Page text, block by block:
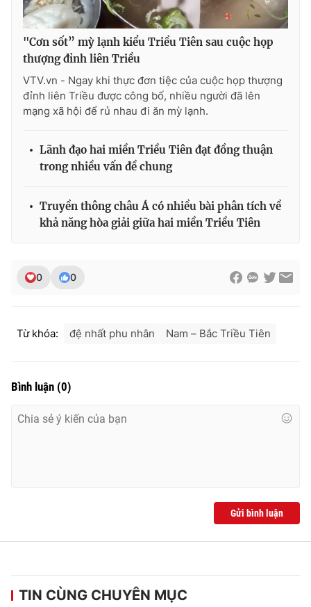
"Cơn sốt” mỳ lạnh kiểu Triều Tiên sau cuộc họp
thượng đỉnh liên Triều
VTV.vn - Ngay khi thực đơn tiệc của cuộc họp thượng
đỉnh liên Triều được công bố, nhiều người đã lên
mạng xã hội để rủ nhau đi ăn mỳ lạnh.
Lãnh đạo hai miền Triều Tiên đạt đồng thuận
trong nhiều vấn đề chung
Truyền thông châu Á có nhiều bài phân tích về
khả năng hòa giải giữa hai miền Triều Tiên
0 0
Từ khóa: đệ nhất phu nhân Nam – Bắc Triều Tiên
Bình luận (0)
Gửi bình luận
TIN CÙNG CHUYÊN MỤC